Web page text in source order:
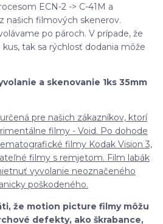
ECN-2 -> C-41M a
našich filmových skenerov.
po pároch. V prípade, že
tak sa rýchlosť dodania môže
a skenovanie 1ks 35mm
pre našich zákazníkov, ktorí
filmy - Void. Po dohode
filmy Kodak Vision 3,
filmy s remjetom. Film labák
vyvolanie neoznačeného
poškodeného.
že motion picture filmy môžu
defekty, ako škrabance,